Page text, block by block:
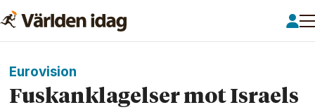
Eurovision
Fusk­anklagelser mot Israels